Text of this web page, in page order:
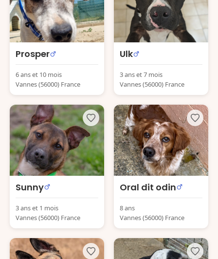
Prosper
6 ans et 10 mois
Vannes (56000) France
Ulk
3 ans et 7 mois
Vannes (56000) France
Sunny
3 ans et 1 mois
Vannes (56000) France
Oral dit odin
8 ans
Vannes (56000) France